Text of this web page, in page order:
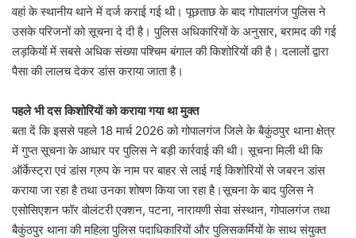
वहां के स्थानीय थाने में दर्ज कराई गई थी। पूछताछ के बाद गोपालगंज पुलिस ने
उसके परिजनों को सूचना दे दी है। पुलिस अधिकारियों के अनुसार, बरामद की गई
लड़कियों में सबसे अधिक संख्या पश्चिम बंगाल की किशोरियों की है। दलालों द्वारा
पैसा की लालच देकर डांस कराया जाता है।
पहले भी दस किशोरियों को कराया गया था मुक्त
बता दें कि इससे पहले 18 मार्च 2026 को गोपालगंज जिले के बैकुंठपुर थाना क्षेत्र
में गुप्त सूचना के आधार पर पुलिस ने बड़ी कार्रवाई की थी। सूचना मिली थी कि
ऑर्केस्ट्रा एवं डांस ग्रुप के नाम पर बाहर से लाई गई किशोरियों से जबरन डांस
कराया जा रहा है तथा उनका शोषण किया जा रहा है।सूचना के बाद पुलिस ने
एसोसिएशन फॉर वोलंटरी एक्शन, पटना, नारायणी सेवा संस्थान, गोपालगंज तथा
बैकुंठपुर थाना की महिला पुलिस पदाधिकारियों और पुलिसकर्मियों के साथ संयुक्त